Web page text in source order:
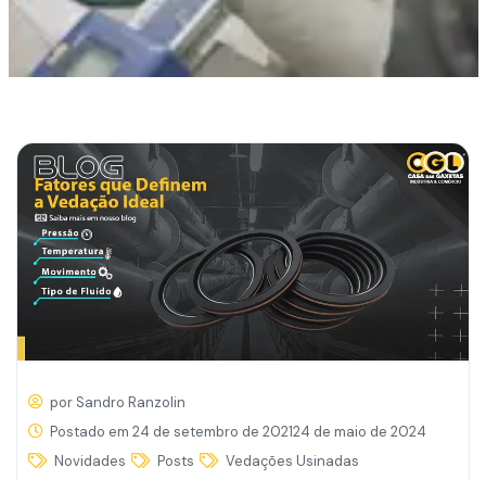
por Sandro Ranzolin
Postado em 24 de setembro de 202124 de maio de 2024
Novidades
Posts Vedações Usinadas